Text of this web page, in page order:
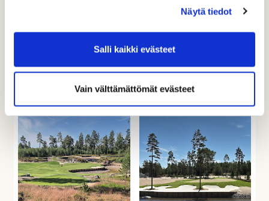
Näytä tiedot
Salli kaikki evästeet
Vain välttämättömät evästeet